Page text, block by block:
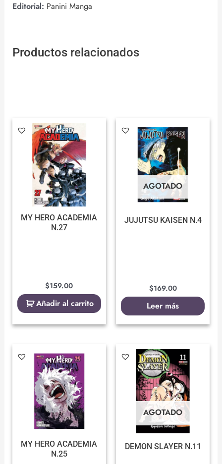
Editorial: Panini Manga
Productos relacionados
MY HERO ACADEMIA
N.27
$159.00
Añadir al carrito
AGOTADO
JUJUTSU KAISEN N.4
$169.00
Leer más
MY HERO ACADEMIA
N.25
AGOTADO
DEMON SLAYER N.11